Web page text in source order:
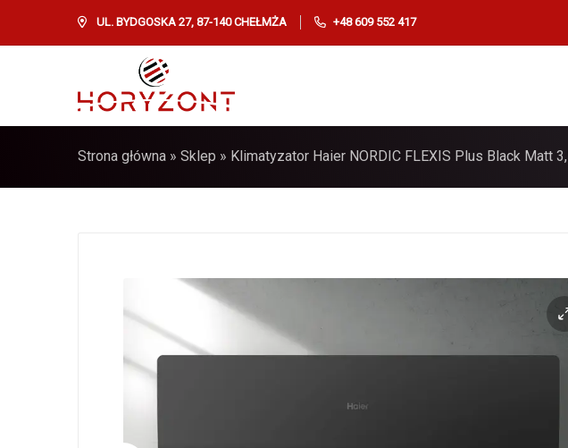
UL. BYDGOSKA 27, 87-140 CHEŁMŻA +48 609 552 417
Strona główna » Sklep » Klimatyzator Haier NORDIC FLEXIS Plus Black Matt